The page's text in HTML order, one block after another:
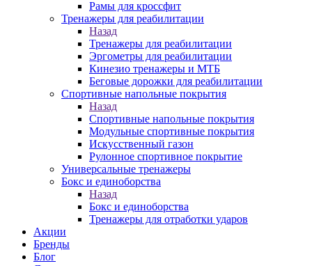
Рамы для кроссфит
Тренажеры для реабилитации
Назад
Тренажеры для реабилитации
Эргометры для реабилитации
Кинезио тренажеры и МТБ
Беговые дорожки для реабилитации
Спортивные напольные покрытия
Назад
Спортивные напольные покрытия
Модульные спортивные покрытия
Искусственный газон
Рулонное спортивное покрытие
Универсальные тренажеры
Бокс и единоборства
Назад
Бокс и единоборства
Тренажеры для отработки ударов
Акции
Бренды
Блог